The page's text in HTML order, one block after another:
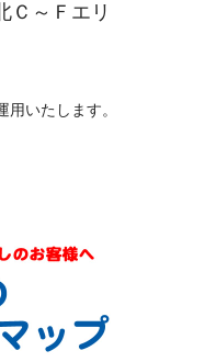
Ｃ～Ｆエリ
いたします。